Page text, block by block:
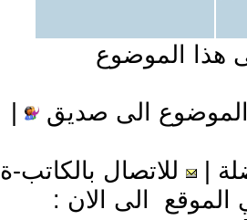
هذا الموضوع
الى صديق
للاتصال بالكاتب-ة
الى الان :